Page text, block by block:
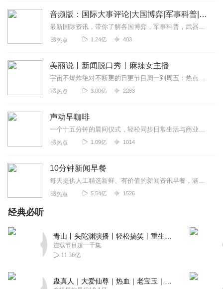
音频版：国际大事评论|大国博弈|军事科普|科技讲解
最新国际资讯，带你了解各国博弈，军事科普，武器博览。本专辑为听风的蚕原创专辑，本专辑将为您介绍军事科普和国际动态和热点大事，通过独家解读，为您理清热点之下的脉络...
热点 1.24亿 403
美丽说丨新闻脱口秀丨麻辣女主播
宇宙不爆炸绝对不断更的日更节目周一到周五：热点新闻一锅端周末：听众投稿话题探讨随便闲聊>>>不知道怎么进主播橱窗购买零食的点击我哟，点我点我！<<<马栏山...
热点 3.00亿 2283
声动早咖啡
一个十五分钟的晨间仪式，轻松同步日常生活与商业世界。这是一档由声动活泼出品的清晨播客节目，在工作日的早晨，为你带来与日常生活息息相关的商业科技轻解读，开启能量满...
热点 1.09亿 1014
10分钟新闻早餐
每天提供人工精选新鲜、有价值的新闻资讯早餐，涵盖国内社会热点、财经科技大事、国际时事风云。每天10分钟，畅晓天下事！
热点 5.54亿 1526
经典必听
连载节目超一千集
11.36亿